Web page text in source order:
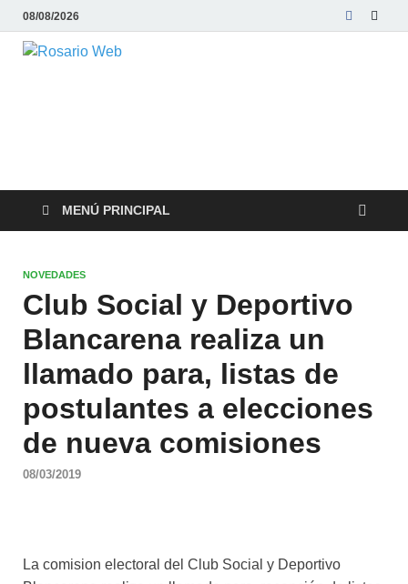
08/08/2026
MENÚ PRINCIPAL
NOVEDADES
Club Social y Deportivo
Blancarena realiza un
llamado para, listas de
postulantes a elecciones
de nueva comisiones
08/03/2019
La comision electoral del Club Social y Deportivo